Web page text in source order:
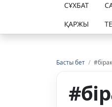
СҰХБАТ
ҚАРЖЫ
Басты бет /